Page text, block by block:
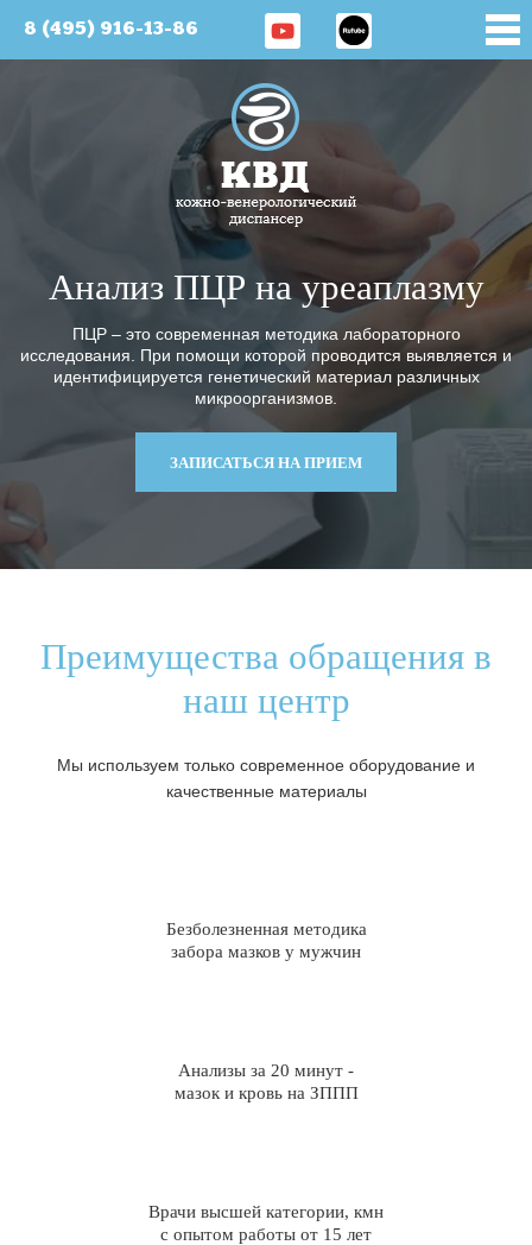
8 (495) 916-13-86
Анализ ПЦР на уреаплазму
ПЦР – это современная методика лабораторного
исследования. При помощи которой проводится выявляется и
идентифицируется генетический материал различных
микроорганизмов.
ЗАПИСАТЬСЯ НА ПРИЕМ
Преимущества обращения в
наш центр
Мы используем только современное оборудование и
качественные материалы
Безболезненная методика
забора мазков у мужчин
Анализы за 20 минут -
мазок и кровь на ЗППП
Врачи высшей категории, кмн
с опытом работы от 15 лет